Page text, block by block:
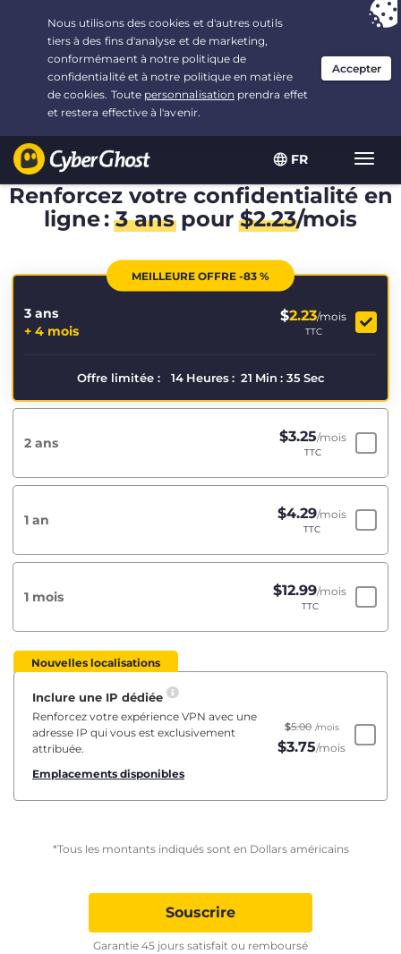
FR
Vous avez opté pour :L'offre la plus avantageuse
3.3333333333333 ans à $2.23/mois
Renforcez votre confidentialité en
ligne :3 anspour$2.23/mois
MEILLEURE OFFRE -83 %
3 ans
+ 4 mois
$2.23/mois
TTC
Offre limitée : 14 Heures : 21 Min : 35 Sec
2 ans $3.25/mois
TTC
1 an $4.29/mois
TTC
1 mois $12.99/mois
TTC
Nouvelles localisations
Inclure une IP dédiée
Renforcez votre expérience VPN avec une
adresse IP qui vous est exclusivement
attribuée.
Emplacements disponibles
$5.00 /mois
$3.75/mois
*Tous les montants indiqués sont en Dollars américains
Souscrire
Garantie 45 jours satisfait ou remboursé